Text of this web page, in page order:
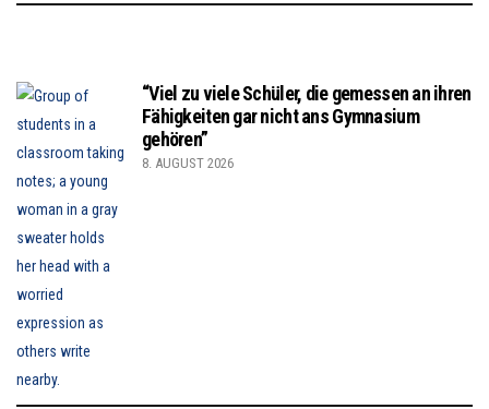
“Viel zu viele Schüler, die gemessen an ihren
Fähigkeiten gar nicht ans Gymnasium
gehören”
8. AUGUST 2026